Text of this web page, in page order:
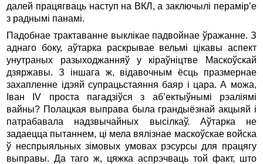
далей працягваць наступ на ВКЛ, а заключылі перамір’е
з раднымі панамі.
Падобнае трактаванне выклікае падвойнае ўражанне. З
аднаго боку, аўтарка раскрывае вельмі цікавы аспект
унутраных разыходжанняў у кіраўніцтве Маскоўскай
дзяржавы. З іншага ж, відавочным ёсць празмернае
захапленне ідэяй супрацьстаяння баяр і цара. А можа,
Іван IV проста пагадзіўся з аб’ектыўнымі рэаліямі
вайны? Полацкая выправа была грандыёзнай акцыяй і
патрабавала надзвычайных высілкаў. Аўтарка не
задаецца пытаннем, ці мела вялізнае маскоўскае войска
ў неспрыяльных зімовых умовах рэсурсы для працягу
выправы. Да таго ж, цяжка аспрэчваць той факт, што